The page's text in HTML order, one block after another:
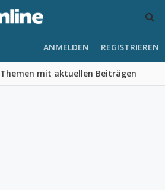
Themen mit aktuellen Beiträgen
ANMELDEN REGISTRIEREN